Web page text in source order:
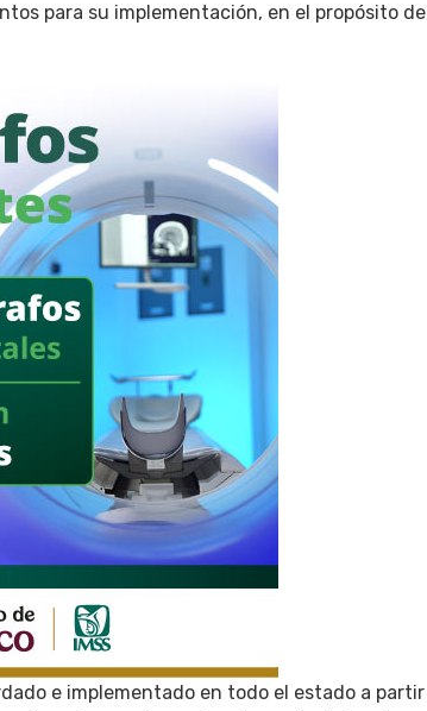
para su implementación, en el propósito de
e implementado en todo el estado a partir